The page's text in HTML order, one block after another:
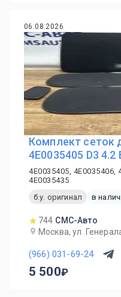
06.08.2026
Комплект сеток
4E0035405 D3 4.2
4E0035405, 4E0035406,
4E0035435
б.у. оригинал
в
744 СМС-Авто
Москва, ул.
(966) 031-69-24
5 500